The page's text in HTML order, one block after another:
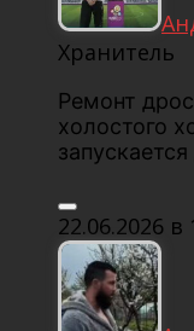
Хранитель
Ремонт
холостого
22.06.2026 в